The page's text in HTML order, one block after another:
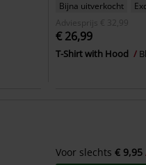
Bijna uitverkocht
Adviesprijs
€ 32,99
€ 26,99
T-Shirt with Hood
Voor slechts € 9,95